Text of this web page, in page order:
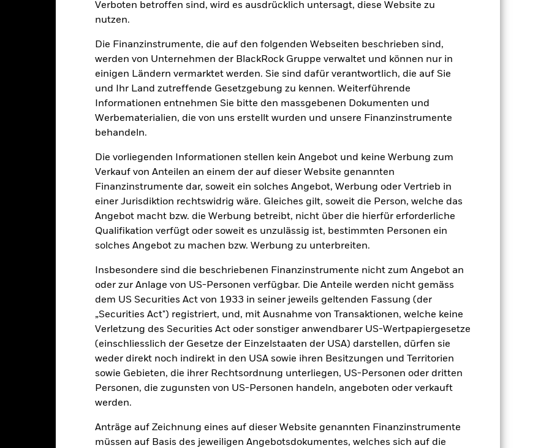
Verboten betroffen sind, wird es ausdrücklich untersagt, diese Website zu
nutzen.
Die Finanzinstrumente, die auf den folgenden Webseiten beschrieben sind,
werden von Unternehmen der BlackRock Gruppe verwaltet und können nur in
einigen Ländern vermarktet werden. Sie sind dafür verantwortlich, die auf Sie
und Ihr Land zutreffende Gesetzgebung zu kennen. Weiterführende
Informationen entnehmen Sie bitte den massgebenen Dokumenten und
Werbematerialien, die von uns erstellt wurden und unsere Finanzinstrumente
behandeln.
Die vorliegenden Informationen stellen kein Angebot und keine Werbung zum
Verkauf von Anteilen an einem der auf dieser Website genannten
Finanzinstrumente dar, soweit ein solches Angebot, Werbung oder Vertrieb in
einer Jurisdiktion rechtswidrig wäre. Gleiches gilt, soweit die Person, welche das
Angebot macht bzw. die Werbung betreibt, nicht über die hierfür erforderliche
Qualifikation verfügt oder soweit es unzulässig ist, bestimmten Personen ein
solches Angebot zu machen bzw. Werbung zu unterbreiten.
Insbesondere sind die beschriebenen Finanzinstrumente nicht zum Angebot an
oder zur Anlage von US-Personen verfügbar. Die Anteile werden nicht gemäss
dem US Securities Act von 1933 in seiner jeweils geltenden Fassung (der
„Securities Act") registriert, und, mit Ausnahme von Transaktionen, welche keine
Verletzung des Securities Act oder sonstiger anwendbarer US-Wertpapiergesetze
(einschliesslich der Gesetze der Einzelstaaten der USA) darstellen, dürfen sie
weder direkt noch indirekt in den USA sowie ihren Besitzungen und Territorien
sowie Gebieten, die ihrer Rechtsordnung unterliegen, US-Personen oder dritten
Personen, die zugunsten von US-Personen handeln, angeboten oder verkauft
werden.
Anträge auf Zeichnung eines auf dieser Website genannten Finanzinstrumente
müssen auf Basis des jeweiligen Angebotsdokumentes, welches sich auf die
Annualisiert Kumulativ Angaben zu einzelnen Jahren
Grafik zeigt die Wertentwicklung des Produkts als prozentualer Verlust oder Gewinn pro Jahr in den
Vergangenheit verwaltet wurde, und ermöglicht einen Vergleich mit der Benchmark.
chart has 1 Y axis displaying Values. Range: -30 to 40.
Gesamtrendite (%) Einschränkung Benchmark 1 (%)
2018 2022 2025
In dieser Zeit wurde die Wertentwicklung des Fonds unter Umständen erzielt, die nicht mehr gültig sind.
30.Aug.2022 änderte der Fonds seinen Namen und/oder sein Anlageziel und seine Anlagepolitik.
2016 2017 2018 2019 2020 2021 2022 2023 2024 2025